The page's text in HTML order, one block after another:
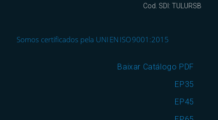
Cod. SDI: TULURSB
Somos certificados pela UNI EN ISO 9001:2015
Baixar Catálogo PDF
EP35
EP45